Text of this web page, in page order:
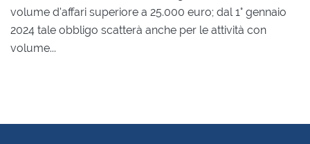
volume d'affari superiore a 25.000 euro; dal 1° gennaio
2024 tale obbligo scatterà anche per le attività con
volume...